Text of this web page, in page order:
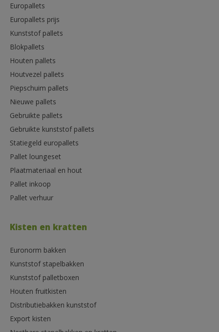
Europallets
Europallets prijs
Kunststof pallets
Blokpallets
Houten pallets
Houtvezel pallets
Piepschuim pallets
Nieuwe pallets
Gebruikte pallets
Gebruikte kunststof pallets
Statiegeld europallets
Pallet loungeset
Plaatmateriaal en hout
Pallet inkoop
Pallet verhuur
Kisten en kratten
Euronorm bakken
Kunststof stapelbakken
Kunststof palletboxen
Houten fruitkisten
Distributiebakken kunststof
Export kisten